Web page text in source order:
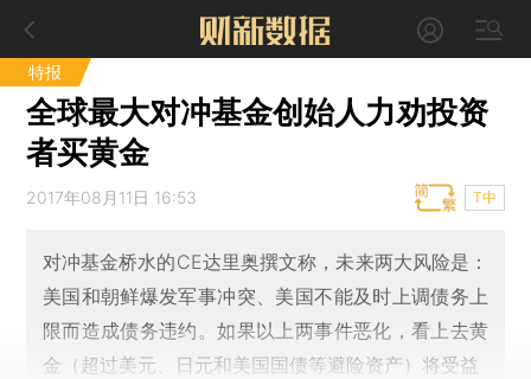
特报
全球最大对冲基金创始人力劝投资
者买黄金
2017年08月11日 16:53 T中
对冲基金桥水的CE达里奥撰文称，未来两大风险是：
美国和朝鲜爆发军事冲突、美国不能及时上调债务上
限而造成债务违约。如果以上两事件恶化，看上去黄
金（超过美元、日元和美国国债等避险资产）将受益